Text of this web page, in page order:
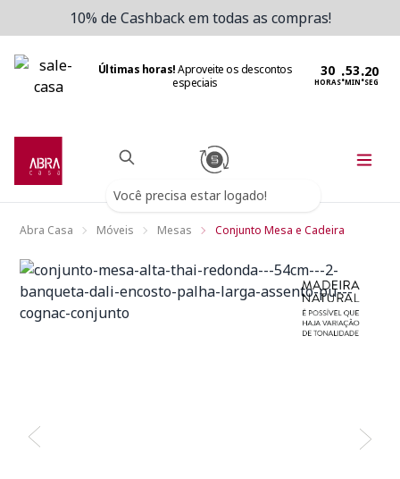
10% de Cashback em todas as compras!
Últimas horas!Aproveite os descontos
especiais
HORAS:MIN:SEG
Você precisa estar logado!
Abra Casa Móveis Mesas Conjunto Mesa e Cadeira